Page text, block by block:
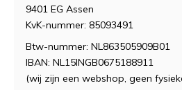
9401 EG Assen
KvK-nummer: 85093491
Btw-nummer: NL863505909B01
IBAN: NL15INGB0675188911
(wij zijn een webshop, geen